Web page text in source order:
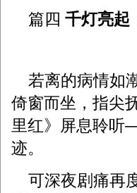
篇四 千灯亮起
若离的病情如
倚窗而坐，指尖
里红》屏息聆听
迹。
可深夜剧痛再